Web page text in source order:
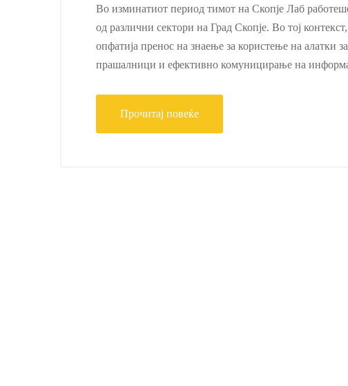
Во изминатиот период тимот на Скопје Лаб
од различни сектори на Град Скопје. Во тој
опфатија пренос на знаење за користење на алатки
прашалници и ефективно комуницирање на
Прочитај повеќе